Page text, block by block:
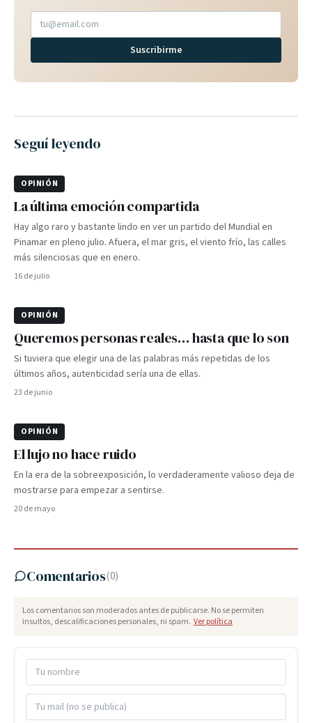
Suscribirme
Seguí leyendo
OPINIÓN
La última emoción compartida
Hay algo raro y bastante lindo en ver un partido del Mundial en
Pinamar en pleno julio. Afuera, el mar gris, el viento frío, las calles
más silenciosas que en enero.
16 de julio
OPINIÓN
Queremos personas reales… hasta que lo son
Si tuviera que elegir una de las palabras más repetidas de los
últimos años, autenticidad sería una de ellas.
23 de junio
OPINIÓN
El lujo no hace ruido
En la era de la sobreexposición, lo verdaderamente valioso deja de
mostrarse para empezar a sentirse.
20 de mayo
Comentarios(0)
Los comentarios son moderados antes de publicarse. No se permiten
insultos, descalificaciones personales, ni spam. Ver política